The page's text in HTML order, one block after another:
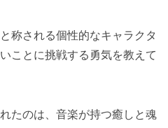
称される個性的なキャラクタ
ことに挑戦する勇気を教えて
たのは、音楽が持つ癒しと魂